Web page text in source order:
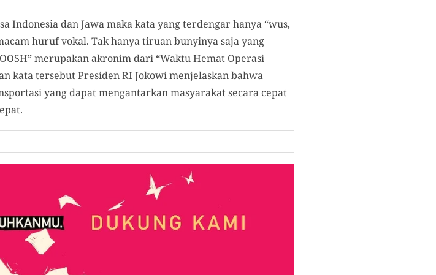
Indonesia dan Jawa maka kata yang terdengar hanya “wus,
huruf vokal. Tak hanya tiruan bunyinya saja yang
merupakan akronim dari “Waktu Hemat Operasi
kata tersebut Presiden RI Jokowi menjelaskan bahwa
yang dapat mengantarkan masyarakat secara cepat